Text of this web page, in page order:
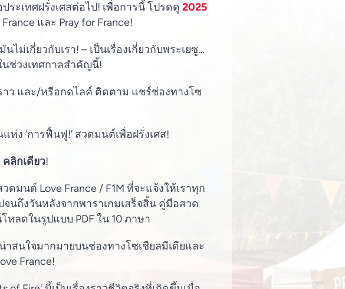
ะเทศฝรั่งเศสต่อไป! เพื่อการนี้ โปรดดู 2025
และ Pray for France!
เกี่ยวกับเรา! – เป็นเรื่องเกี่ยวกับพระเยซู…
นช่วงเทศกาลสำคัญนี้!
าว และ/หรือกดไลค์ ติดตาม แชร์ช่องทางโซ
ง ‘การฟื้นฟู!’ สวดมนต์เพื่อฝรั่งเศส!
คลิกเดียว!
ดมนต์ Love France / F1M ที่จะแจ้งให้เราทุก
นถึงวันหลังจากพาราเกมเสร็จสิ้น คู่มือสวด
ลดในรูปแบบ PDF ใน 10 ภาษา
สนใจมากมายบนช่องทางโซเชียลมีเดียและ
France!